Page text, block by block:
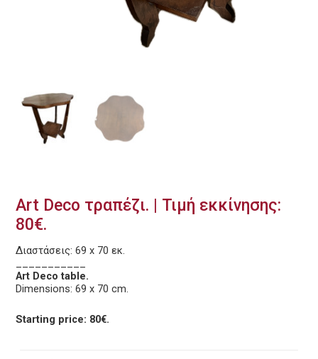
Art Deco τραπέζι. | Τιμή εκκίνησης:
80€.
Διαστάσεις: 69 x 70 εκ.
Art Deco table.
Dimensions: 69 x 70 cm.
Starting price: 80€.